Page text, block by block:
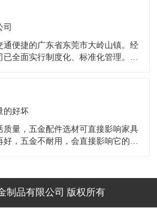
症”，站都站不直……五花八门的橱
司
通便捷的广东省东莞市大岭山镇。经
全面实行制度化、标准化管理。从
列更加新颖、美观、更具时代潮流
的好坏
量，五金配件选材可直接影响家具
，五金不耐用，会直接影响它的使
工工艺不同：钳工、表面涂覆处
制品有限公司 版权所有